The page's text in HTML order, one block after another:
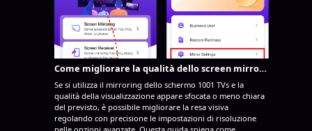
dei due schermi come schermo principale e l'altro
diventerà automaticamente lo schermo esteso. Una volta
completato, la scrivania del Mac sarà...
Come migliorare la qualità dello screen mirroring: Regolazione delle impostazioni di risoluzione
Se si utilizza il mirroring dello schermo 1001 TVs e la
qualità della visualizzazione appare sfocata o meno chiara
del previsto, è possibile migliorare la resa visiva
regolando con precisione le impostazioni di risoluzione